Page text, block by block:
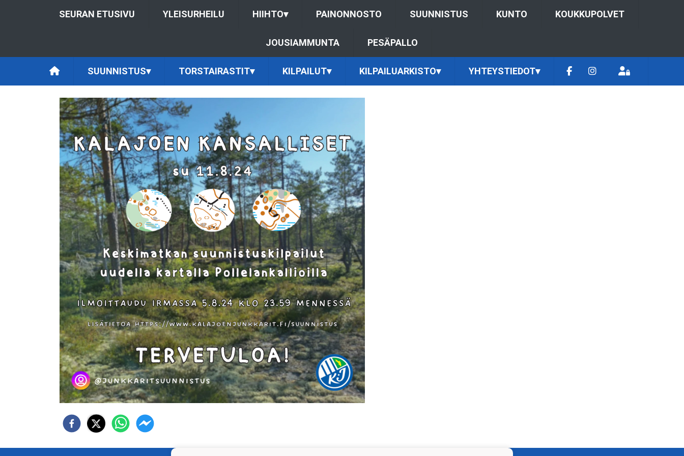
SEURAN ETUSIVU YLEISURHEILU HIIHTO▾ PAINONNOSTO SUUNNISTUS KUNTO KOUKKUPOLVET
JOUSIAMMUNTA PESÄPALLO
SUUNNISTUS▾ TORSTAIRASTIT▾ KILPAILUT▾ KILPAILUARKISTO▾ YHTEYSTIEDOT▾